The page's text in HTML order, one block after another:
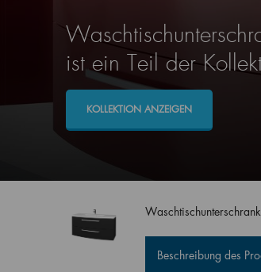
ist ein Teil der
KOLLEKTION ANZEIGEN
Beschreibung des